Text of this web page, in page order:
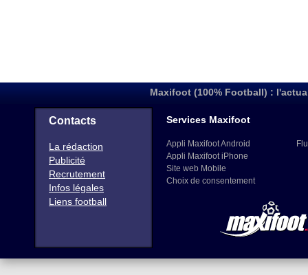
Maxifoot (100% Football) :
Contacts
La rédaction
Publicité
Recrutement
Infos légales
Liens football
Services Maxifoot
Appli Maxifoot Android
Appli Maxifoot iPhone
Site web Mobile
Choix de consentement